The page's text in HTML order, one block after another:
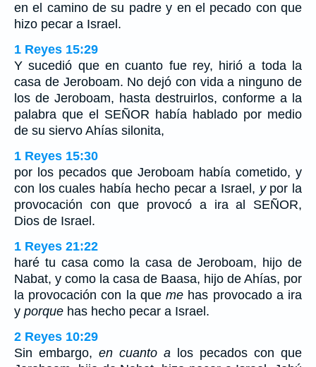
en el camino de su padre y en el pecado con que
hizo pecar a Israel.
1 Reyes 15:29
Y sucedió que en cuanto fue rey, hirió a toda la
casa de Jeroboam. No dejó con vida a ninguno de
los de Jeroboam, hasta destruirlos, conforme a la
palabra que el SEÑOR había hablado por medio
de su siervo Ahías silonita,
1 Reyes 15:30
por los pecados que Jeroboam había cometido, y
con los cuales había hecho pecar a Israel, ypor la
provocación con que provocó a ira al SEÑOR,
Dios de Israel.
1 Reyes 21:22
haré tu casa como la casa de Jeroboam, hijo de
Nabat, y como la casa de Baasa, hijo de Ahías, por
la provocación con la queme has provocado a ira
y porque has hecho pecar a Israel.
2 Reyes 10:29
Sin embargo, en cuanto a los pecados con que